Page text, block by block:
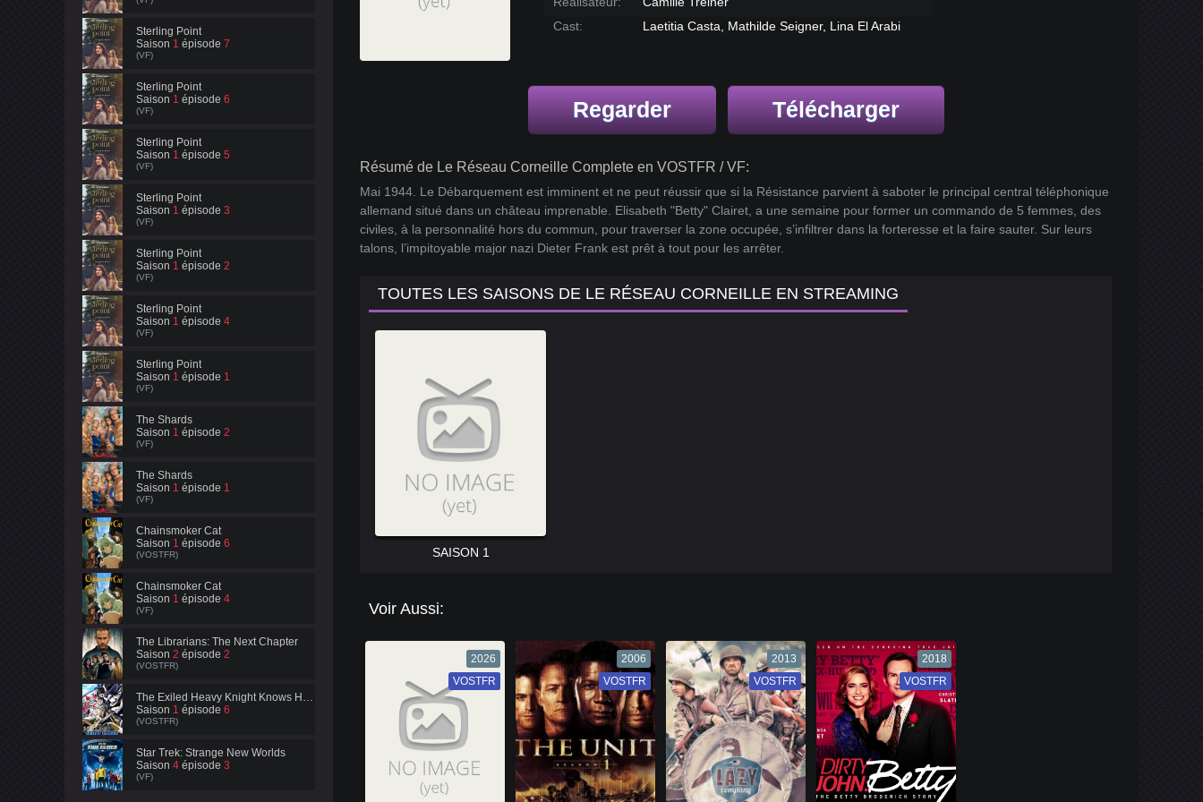
Sterling Point
Saison 1 épisode 7
(VF)
Sterling Point
Saison 1 épisode 6
(VF)
Sterling Point
Saison 1 épisode 5
(VF)
Sterling Point
Saison 1 épisode 3
(VF)
Sterling Point
Saison 1 épisode 2
(VF)
Sterling Point
Saison 1 épisode 4
(VF)
Sterling Point
Saison 1 épisode 1
(VF)
The Shards
Saison 1 épisode 2
(VF)
The Shards
Saison 1 épisode 1
(VF)
Chainsmoker Cat
Saison 1 épisode 6
(VOSTFR)
Chainsmoker Cat
Saison 1 épisode 4
(VF)
The Librarians: The Next Chapter
Saison 2 épisode 2
(VOSTFR)
The Exiled Heavy Knight Knows How to Game the System
Saison 1 épisode 6
(VOSTFR)
Star Trek: Strange New Worlds
Saison 4 épisode 3
(VF)
Cast:
Laetitia Casta, Mathilde Seigner, Lina El Arabi
Regarder Télécharger
Résumé de Le Réseau Corneille Complete en VOSTFR / VF:
Mai 1944. Le Débarquement est imminent et ne peut réussir que si la Résistance parvient à saboter le principal central téléphonique
allemand situé dans un château imprenable. Elisabeth "Betty" Clairet, a une semaine pour former un commando de 5 femmes, des
civiles, à la personnalité hors du commun, pour traverser la zone occupée, s’infiltrer dans la forteresse et la faire sauter. Sur leurs
talons, l’impitoyable major nazi Dieter Frank est prêt à tout pour les arrêter.
TOUTES LES SAISONS DE LE RÉSEAU CORNEILLE EN STREAMING
SAISON 1
Voir Aussi:
2026
VF
VOSTFR
2006
VF
VOSTFR
2013
VF
VOSTFR
2018
VF
VOSTFR